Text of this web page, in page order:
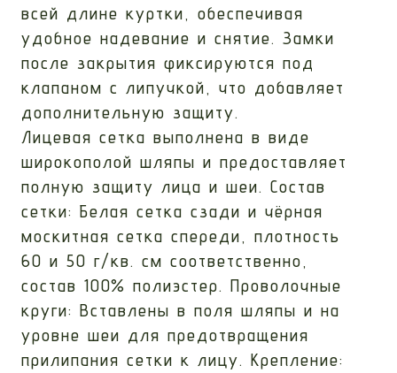
всей длине куртки, обеспечивая
удобное надевание и снятие. Замки
после закрытия фиксируются под
клапаном с липучкой, что добавляет
дополнительную защиту.
Лицевая сетка выполнена в виде
широкополой шляпы и предоставляет
полную защиту лица и шеи. Состав
сетки: Белая сетка сзади и чёрная
москитная сетка спереди, плотность
60 и 50 г/кв. см соответственно,
состав 100% полиэстер. Проволочные
круги: Вставлены в поля шляпы и на
уровне шеи для предотвращения
прилипания сетки к лицу. Крепление: